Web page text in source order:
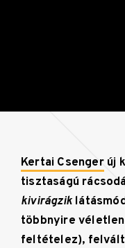
Kertai Csengerúj
tisztaságú
kivirágzik
többnyire
feltételez),